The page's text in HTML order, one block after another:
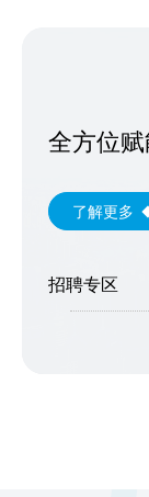
全方位
了解更多
招聘专区